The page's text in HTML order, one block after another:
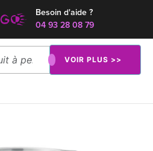
Besoin d'aide ?
04 93 28 08 79
VOIR PLUS >>